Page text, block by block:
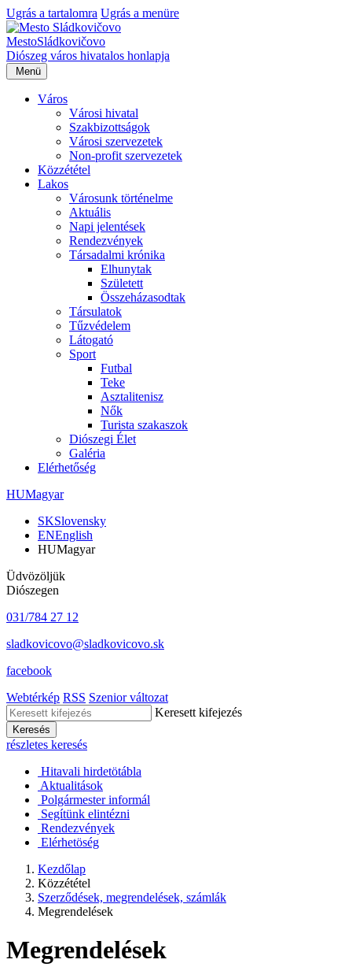
Ugrás a tartalomra Ugrás a menüre
MestoSládkovičovo
Diószeg város hivatalos honlapja
Menü
Város
Városi hivatal
Szakbizottságok
Városi szervezetek
Non-profit szervezetek
Közzététel
Lakos
Városunk történelme
Aktuális
Napi jelentések
Rendezvények
Társadalmi krónika
Elhunytak
Született
Összeházasodtak
Társulatok
Tűzvédelem
Látogató
Sport
Futbal
Teke
Asztalitenisz
Nők
Turista szakaszok
Diószegi Élet
Galéria
Elérhetőség
HUMagyar
SKSlovensky
ENEnglish
HUMagyar
Üdvözöljük
Diószegen
031/784 27 12
sladkovicovo@sladkovicovo.sk
facebook
Webtérkép RSS Szenior változat
Keresett kifejezés
Keresés
részletes keresés
Hitavali hirdetötábla
Aktualitások
Polgármester informál
Segítünk elintézni
Rendezvények
Elérhetöség
Kezdőlap
Közzététel
Szerződések, megrendelések, számlák
Megrendelések
Megrendelések